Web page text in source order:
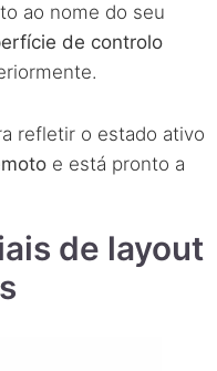
ao nome do seu
de controlo
refletir o estado ativo
e está pronto a
de layout